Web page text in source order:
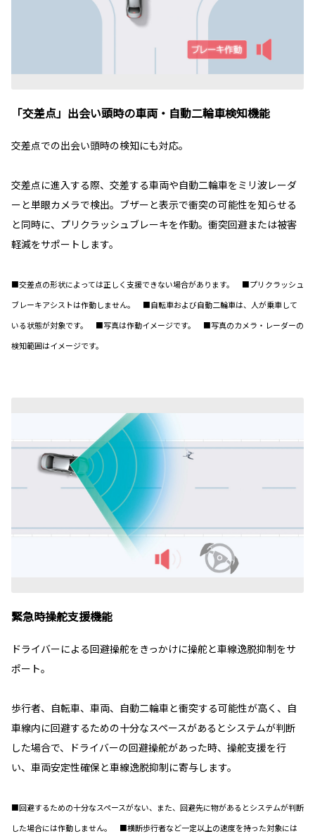
「交差点」出会い頭時の車両・自動二輪車検知機能
交差点での出会い頭時の検知にも対応。
交差点に進入する際、交差する車両や自動二輪車をミリ波レーダ
ーと単眼カメラで検出。ブザーと表示で衝突の可能性を知らせる
と同時に、プリクラッシュブレーキを作動。衝突回避または被害
軽減をサポートします。
■交差点の形状によっては正しく支援できない場合があります。 ■プリクラッシュ
ブレーキアシストは作動しません。 ■自転車および自動二輪車は、人が乗車して
いる状態が対象です。 ■写真は作動イメージです。 ■写真のカメラ・レーダーの
検知範囲はイメージです。
緊急時操舵支援機能
ドライバーによる回避操舵をきっかけに操舵と車線逸脱抑制をサ
ポート。
歩行者、自転車、車両、自動二輪車と衝突する可能性が高く、自
車線内に回避するための十分なスペースがあるとシステムが判断
した場合で、ドライバーの回避操舵があった時、操舵支援を行
い、車両安定性確保と車線逸脱抑制に寄与します。
■回避するための十分なスペースがない、また、回避先に物があるとシステムが判断
した場合には作動しません。 ■横断歩行者など一定以上の速度を持った対象には